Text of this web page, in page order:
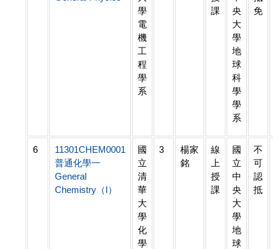
學
電
機
工
程
學
系
課
央
大
學
地
球
科
學
學
系
免
6
11301CHEM0001
普通化學一
General
Chemistry（I）
國
立
清
華
大
學
化
學
3
楊家
銘
線
上
授
課
國
立
中
央
大
學
地
球
不
可
認
抵